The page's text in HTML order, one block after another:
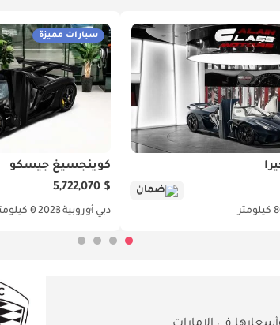
ضمان
سيارات مميزة
كوينجسيغ جيسكو
$ 5,722,070
دبي أوروبية20230 كيلومتر